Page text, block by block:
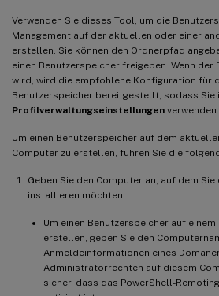
Verwenden Sie dieses Tool, um die
Management auf der aktuellen oder einer
erstellen. Sie können den Ordnerpfad
einen Benutzerspeicher freigeben. Wenn
wird, wird die empfohlene Konfiguration für
Benutzerspeicher bereitgestellt, sodass Sie
Profilverwaltungseinstellungen verwenden
Um einen Benutzerspeicher auf dem
Computer zu erstellen, führen Sie die
Geben Sie den Computer an, auf dem
installieren möchten:
Um einen Benutzerspeicher auf
erstellen, geben Sie den
Anmeldeinformationen eines
Administratorrechten auf diesem
sicher, dass das PowerShell-